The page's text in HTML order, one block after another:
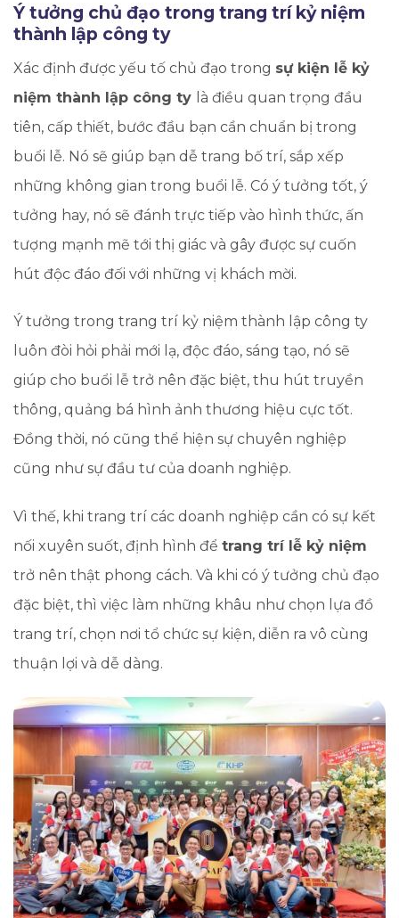
Ý tưởng chủ đạo trong trang trí kỷ niệm
thành lập công ty
Xác định được yếu tố chủ đạo trong sự kiện lễ kỷ
niệm thành lập công ty là điều quan trọng đầu
tiên, cấp thiết, bước đầu bạn cần chuẩn bị trong
buổi lễ. Nó sẽ giúp bạn dễ trang bố trí, sắp xếp
những không gian trong buổi lễ. Có ý tưởng tốt, ý
tưởng hay, nó sẽ đánh trực tiếp vào hình thức, ấn
tượng mạnh mẽ tới thị giác và gây được sự cuốn
hút độc đáo đối với những vị khách mời.
Ý tưởng trong trang trí kỷ niệm thành lập công ty
luôn đòi hỏi phải mới lạ, độc đáo, sáng tạo, nó sẽ
giúp cho buổi lễ trở nên đặc biệt, thu hút truyền
thông, quảng bá hình ảnh thương hiệu cực tốt.
Đồng thời, nó cũng thể hiện sự chuyên nghiệp
cũng như sự đầu tư của doanh nghiệp.
Vì thế, khi trang trí các doanh nghiệp cần có sự kết
nối xuyên suốt, định hình để trang trí lễ kỷ niệm
trở nên thật phong cách. Và khi có ý tưởng chủ đạo
đặc biệt, thì việc làm những khâu như chọn lựa đồ
trang trí, chọn nơi tổ chức sự kiện, diễn ra vô cùng
thuận lợi và dễ dàng.